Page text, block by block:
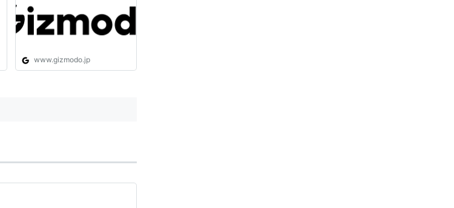
www.gizmodo.jp